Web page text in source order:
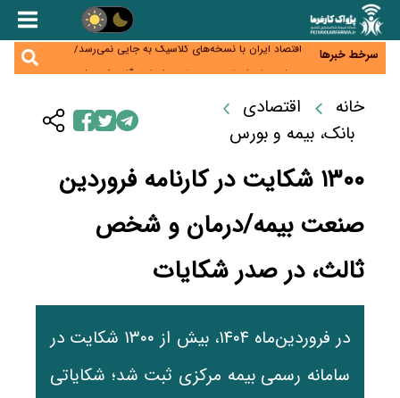
سرخط خبرها
اختیار تمدید مهلت ثبت آماری به سازمان‌های مناطق
اقتصاد ایران با نسخه‌های کلاسیک به جایی نمی‌رسد/
ظرفیت تجارت ۳۰۰ میلیارد دلاری با همسایگان وجود دارد
افزایش یافت
نرسید؟
افزایش کالابرگ در دستور کار دولت/ تصمیم‌گیری درباره
قیمت و سهمیه بنزین همچنان در انتظار تأمین منابع و
جمع‌بندی نهایی
خانه
اقتصادی
بانک، بیمه و بورس
۱۳۰۰ شکایت در کارنامه فروردین
صنعت بیمه/درمان و شخص
ثالث، در صدر شکایات
در فروردین‌ماه ۱۴۰۴، بیش از ۱۳۰۰ شکایت در
سامانه رسمی بیمه مرکزی ثبت شد؛ شکایاتی